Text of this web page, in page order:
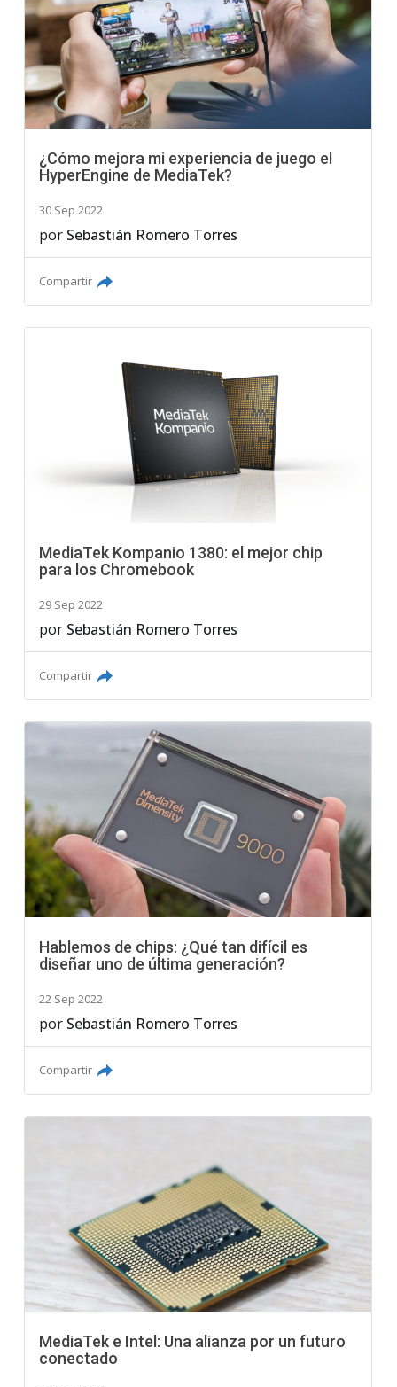
¿Cómo mejora mi experiencia de juego el
HyperEngine de MediaTek?
30 Sep 2022
por Sebastián Romero Torres
Compartir
MediaTek Kompanio 1380: el mejor chip
para los Chromebook
29 Sep 2022
por Sebastián Romero Torres
Compartir
Hablemos de chips: ¿Qué tan difícil es
diseñar uno de última generación?
22 Sep 2022
por Sebastián Romero Torres
Compartir
MediaTek e Intel: Una alianza por un futuro
conectado